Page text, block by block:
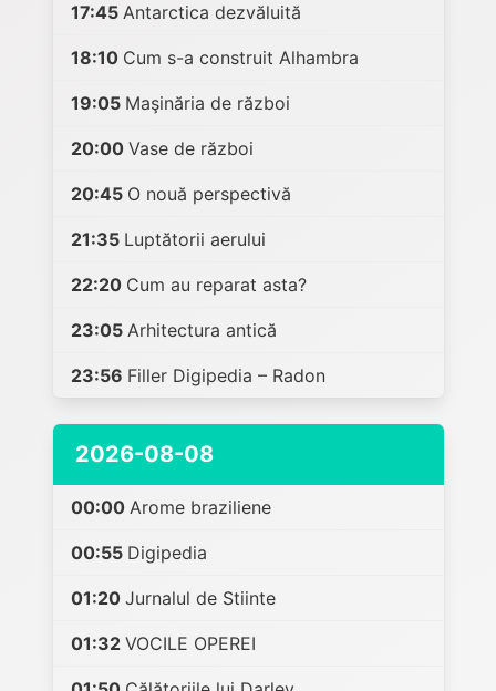
17:45 Antarctica dezvăluită
18:10 Cum s-a construit Alhambra
19:05 Maşinăria de război
20:00 Vase de război
20:45 O nouă perspectivă
21:35 Luptătorii aerului
22:20 Cum au reparat asta?
23:05 Arhitectura antică
23:56 Filler Digipedia – Radon
2026-08-08
00:00 Arome braziliene
00:55 Digipedia
01:20 Jurnalul de Stiinte
01:32 VOCILE OPEREI